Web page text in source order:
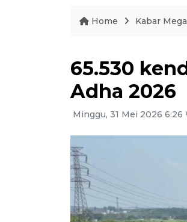
Home Kabar
65.530
Adha 2026
Minggu, 31 Mei 2026 6:26